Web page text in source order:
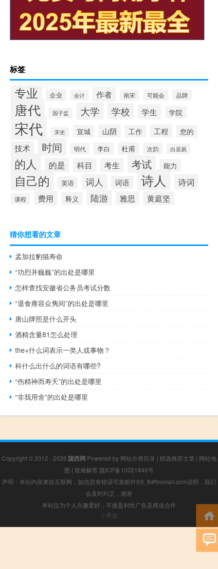
标签
专业 企业 会计 作者 南宋 可能会 品牌
唐代 国子监 大学 学校 学生 学院
宋代 宋史 宣城 山阴 工作 工程 您的
技术 时间 明代 李白 杜甫 次韵 白居易
的人 的是 科目 考生 考试 能力
自己的 英语 词人 词语 诗人 诗词
课程 费用 释义 陆游 雅思 黄庭坚
猜你想看的文章
孟加拉豹猫寿命
“功烈并巍巍”的出处是哪里
怎样查找安徽省公务员考试分数
“退食雍容众隽间”的出处是哪里
唐山牌照是什么开头
酒精含量81怎么处理
the+什么词表示一类人或事物？
科什么出什么的词语有哪些?
“伤精神而寿夭”的出处是哪里
“非我用舍”的出处是哪里
Copyright © 2012 - 2026 陇西网 Powered by 网站分类目录 | 精选推荐文章 | 网站地
图 | 疑难解答 陇ICP备10021840号
声明：本站内容来自互联网，如信息有错误可发邮件到f_fb#foxmail.com说明，我们
会及时纠正，谢谢
本站仅为个人兴趣爱好，不接盈利性广告及商业合作
小男孩